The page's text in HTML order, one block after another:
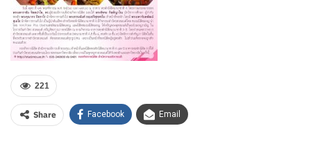
221
Share Facebook Email